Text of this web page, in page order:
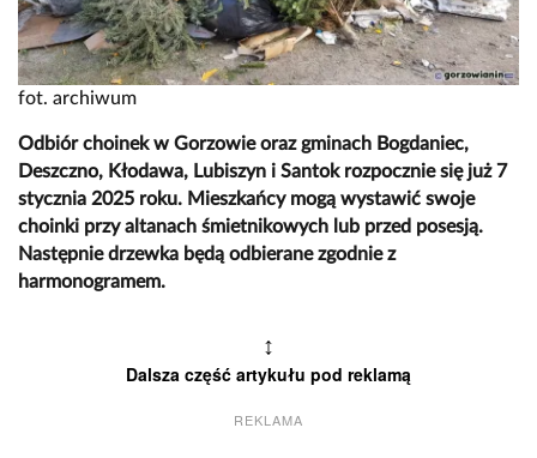
fot. archiwum
Odbiór choinek w Gorzowie oraz gminach Bogdaniec,
Deszczno, Kłodawa, Lubiszyn i Santok rozpocznie się już 7
stycznia 2025 roku. Mieszkańcy mogą wystawić swoje
choinki przy altanach śmietnikowych lub przed posesją.
Następnie drzewka będą odbierane zgodnie z
harmonogramem.
↕
Dalsza część artykułu pod reklamą
REKLAMA